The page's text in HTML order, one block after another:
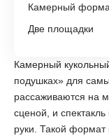
Камерный
Две площадки
Камерный
подушках» для
рассаживаются на
сценой, и
руки. Такой формат